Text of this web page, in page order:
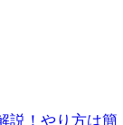
説！やり方は簡